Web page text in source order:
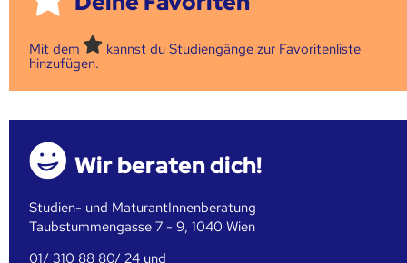
Mit dem
kannst du Studiengänge zur Favoritenliste
hinzufügen.
Wir beraten dich!
Studien- und MaturantInnenberatung
Taubstummengasse 7 - 9, 1040 Wien
01/ 310 88 80/ 24 und